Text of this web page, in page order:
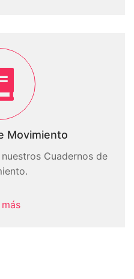
Movimiento
Cuadernos de